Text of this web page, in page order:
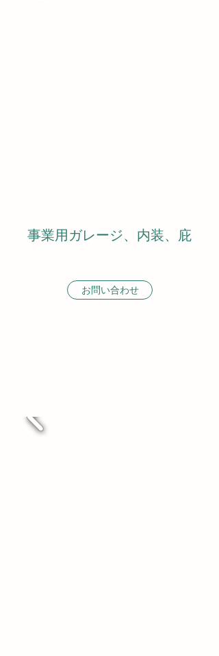
事業用ガレージ、内装、庇
お問い合わせ